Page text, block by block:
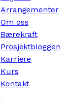
Arrangementer
Om oss
Bærekraft
Prosjektbloggen
Karriere
Kurs
Kontakt